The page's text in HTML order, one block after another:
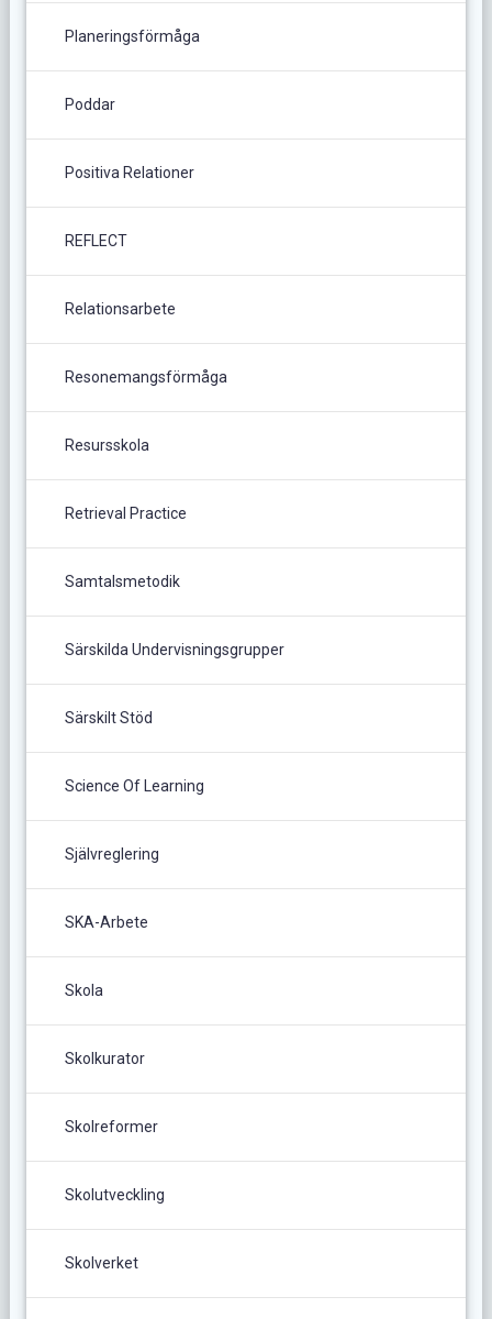
Planeringsförmåga
Poddar
Positiva Relationer
REFLECT
Relationsarbete
Resonemangsförmåga
Resursskola
Retrieval Practice
Samtalsmetodik
Särskilda Undervisningsgrupper
Särskilt Stöd
Science Of Learning
Självreglering
SKA-Arbete
Skola
Skolkurator
Skolreformer
Skolutveckling
Skolverket